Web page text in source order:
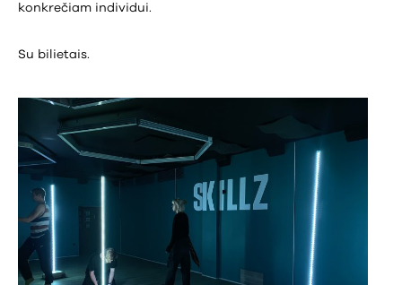
konkrečiam individui.
Su bilietais.